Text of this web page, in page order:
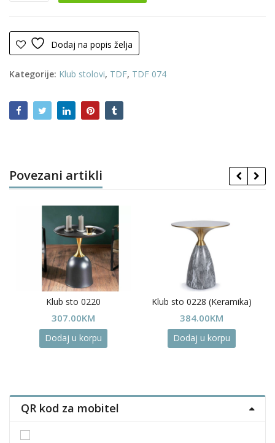
Dodaj na popis želja
Kategorije: Klub stolovi, TDF, TDF 074
Povezani artikli
Klub sto 0220
307.00KM
Dodaj u korpu
Klub sto 0228 (Keramika)
384.00KM
Dodaj u korpu
QR kod za mobitel